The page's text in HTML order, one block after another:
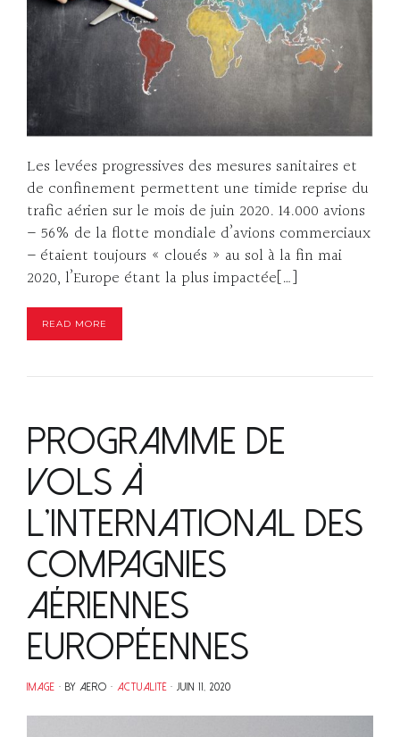
Les levées progressives des mesures sanitaires et
de confinement permettent une timide reprise du
trafic aérien sur le mois de juin 2020. 14.000 avions
– 56% de la flotte mondiale d’avions commerciaux
– étaient toujours « cloués » au sol à la fin mai
2020, l’Europe étant la plus impactée[…]
READ MORE
Programme de
vols à
l’international des
compagnies
aériennes
européennes
IMAGE BY AERO ACTUALITÉ JUIN 11, 2020